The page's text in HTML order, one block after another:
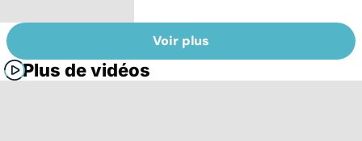
Voir plus
Plus de vidéos